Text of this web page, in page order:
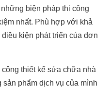
biện pháp thi công
nhất. Phù hợp với khả
kiện phát triển của đơn
thiết kế sửa chữa nhà
phẩm dịch vụ của mình